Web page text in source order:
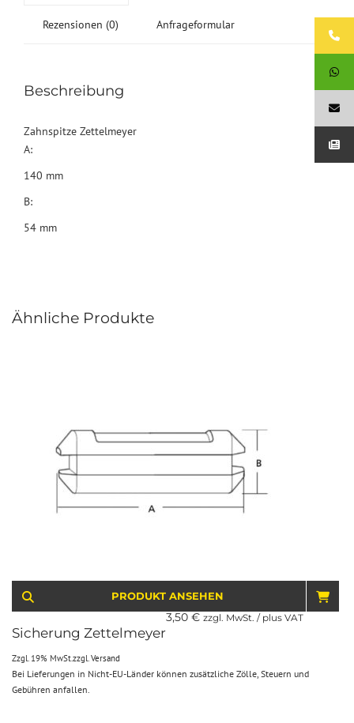
Rezensionen (0) Anfrageformular
Beschreibung
Zahnspitze Zettelmeyer
A:
140 mm
B:
54 mm
Ähnliche Produkte
PRODUKT ANSEHEN
Sicherung Zettelmeyer
3,50 € zzgl. MwSt. / plus VAT
Zzgl. 19% MwSt.zzgl.Versand
Bei Lieferungen in Nicht-EU-Länder können zusätzliche Zölle, Steuern und
Gebühren anfallen.